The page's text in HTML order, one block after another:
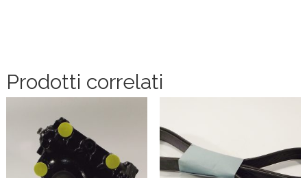
Prodotti correlati